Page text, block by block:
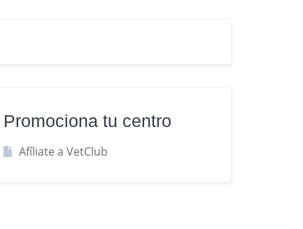
Promociona tu centro
Afíliate a VetClub